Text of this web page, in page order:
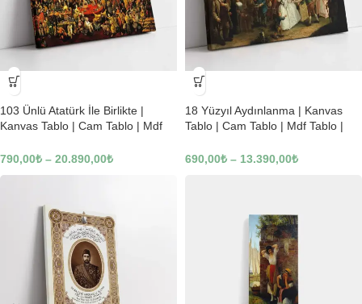
-23%
103 Ünlü Atatürk İle Birlikte |
Kanvas Tablo | Cam Tablo | Mdf
790,00₺ – 20.890,00₺
-23%
18 Yüzyıl Aydınlanma | Kanvas
Tablo | Cam Tablo | Mdf Tablo |
690,00₺ – 13.390,00₺